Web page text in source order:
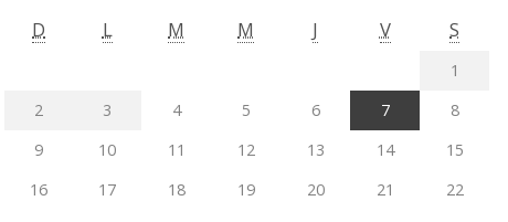
D L M M J V S
1
2
3 4 5 6 7
8
9
10 11 12 13 14
15
16
17 18 19 20 21
22